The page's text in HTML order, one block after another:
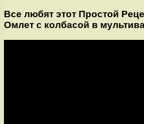
Все любят этот Простой
Омлет с колбасой в